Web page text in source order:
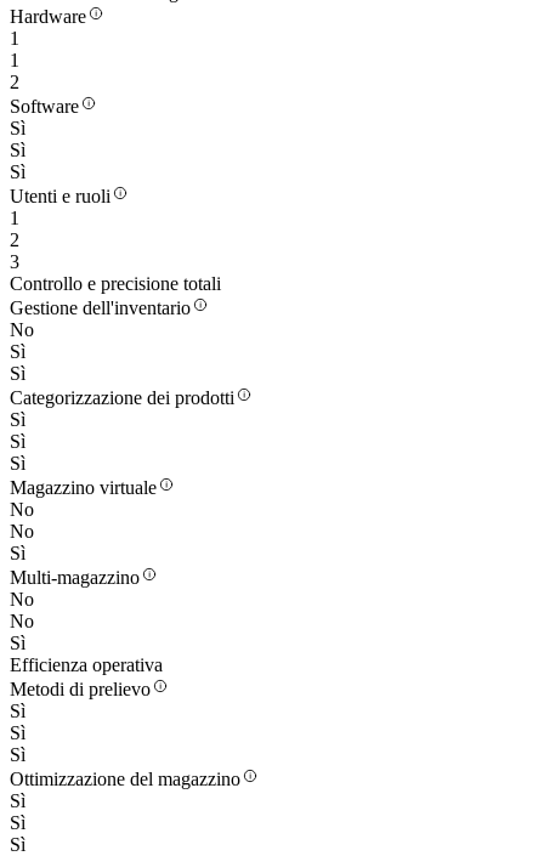
Hardware
1
1
2
Software
Sì
Sì
Sì
Utenti e ruoli
1
2
3
Controllo e precisione totali
Gestione dell'inventario
No
Sì
Sì
Categorizzazione dei prodotti
Sì
Sì
Sì
Magazzino virtuale
No
No
Sì
Multi-magazzino
No
No
Sì
Efficienza operativa
Metodi di prelievo
Sì
Sì
Sì
Ottimizzazione del magazzino
Sì
Sì
Sì